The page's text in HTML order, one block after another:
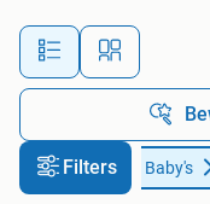
Filters
Kinderen en Baby's